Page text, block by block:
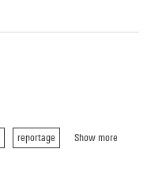
reportage Show more